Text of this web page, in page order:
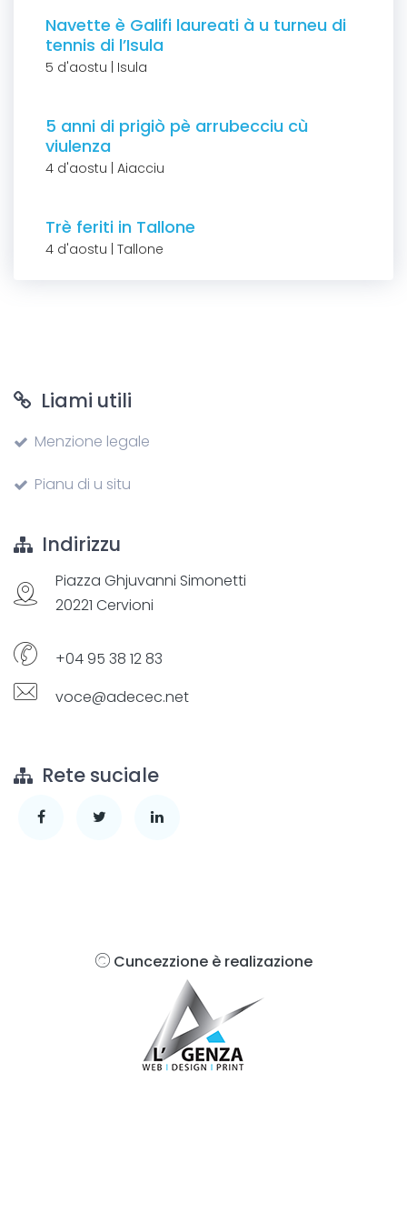
Navette è Galifi laureati à u turneu di
tennis di l’Isula
5 d'aostu | Isula
5 anni di prigiò pè arrubecciu cù
viulenza
4 d'aostu | Aiacciu
Trè feriti in Tallone
4 d'aostu | Tallone
Liami utili
Menzione legale
Pianu di u situ
Indirizzu
Piazza Ghjuvanni Simonetti
20221 Cervioni
+04 95 38 12 83
voce@adecec.net
Rete suciale
Cuncezzione è realizazione